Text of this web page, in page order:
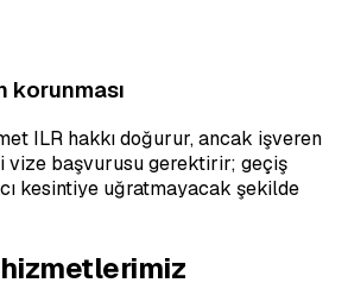
korunması
ILR hakkı doğurur, ancak işveren
vize başvurusu gerektirir; geçiş
kesintiye uğratmayacak şekilde